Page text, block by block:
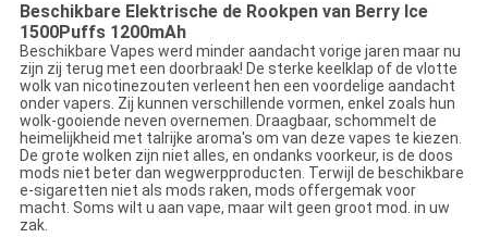
Beschikbare Elektrische de Rookpen van Berry Ice
1500Puffs 1200mAh
Beschikbare Vapes werd minder aandacht vorige jaren maar nu
zijn zij terug met een doorbraak! De sterke keelklap of de vlotte
wolk van nicotinezouten verleent hen een voordelige aandacht
onder vapers. Zij kunnen verschillende vormen, enkel zoals hun
wolk-gooiende neven overnemen. Draagbaar, schommelt de
heimelijkheid met talrijke aroma's om van deze vapes te kiezen.
De grote wolken zijn niet alles, en ondanks voorkeur, is de doos
mods niet beter dan wegwerpproducten. Terwijl de beschikbare
e-sigaretten niet als mods raken, mods offergemak voor
macht. Soms wilt u aan vape, maar wilt geen groot mod. in uw
zak.